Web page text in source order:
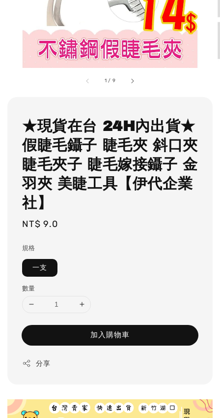
1 / 9
★現貨在台 24H內出貨★
假睫毛鑷子 睫毛夾 斜口夾
睫毛夾子 睫毛嫁接鑷子 金
羽夾 美睫工具【伊代企業
社】
Regular
NT$ 9.0
規格
一支
數量
加入購物車
分享